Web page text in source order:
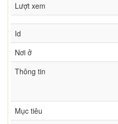
Lượt xem
Id
Nơi ở
Thông tin
Mục tiêu